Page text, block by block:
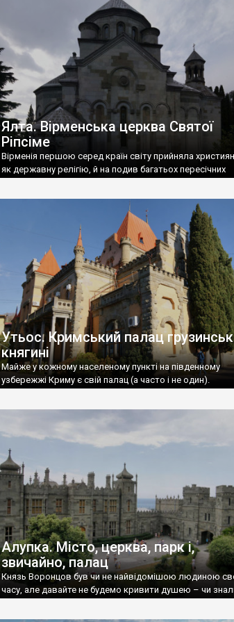
називаються «повстяками» (postaki)…” “Вино. Крим
виробляє відмінне вино і його вдосталь: воно все
легке біле і дуже […]
Ялта. Вірменська церква Святої
Ріпсіме
Вірменія першою серед країн світу прийняла
як державну релігію, й на подив багатьох пересічних
Утьос. Кримський палац
княгині
Майже у кожному населеному пункті на південному
узбережжі Криму є свій палац (а часто і не один).
Алупка. Місто, церква, парк і,
звичайно, палац
Князь Воронцов був чи не найвідомішою людиною
часу, але давайте не будемо кривити душею – чи